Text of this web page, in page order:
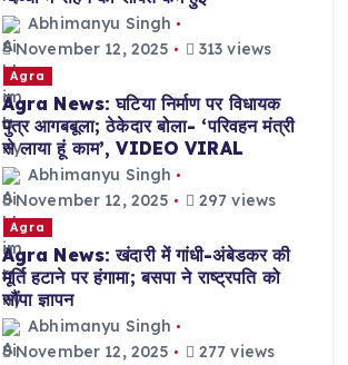
Abhimanyu Singh
November 12, 2025
313 views
Agra
Agra News: घटिया निर्माण पर विधायक
पुत्र आगबबूला; ठेकेदार बोला- ‘परिवहन मंत्री
से लाया हूं काम’, VIDEO VIRAL
Abhimanyu Singh
November 12, 2025
297 views
Agra
Agra News: खंदारी में गांधी-अंबेडकर की
मूर्ति हटाने पर हंगामा; बसपा ने राष्ट्रपति को
सौंपा ज्ञापन
Abhimanyu Singh
November 12, 2025
277 views